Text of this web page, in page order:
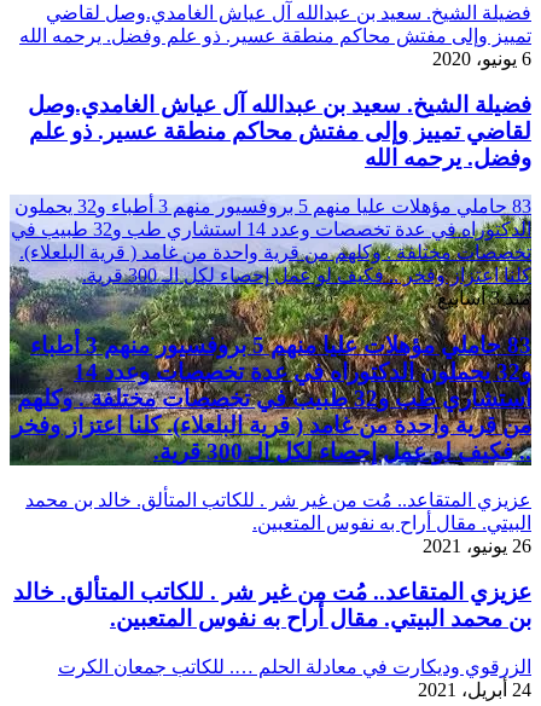
فضيلة الشيخ. سعيد بن عبدالله آل عياش الغامدي.وصل لقاضي
تمييز وإلى مفتش محاكم منطقة عسير. ذو علم وفضل. يرحمه الله
6 يونيو، 2020
فضيلة الشيخ. سعيد بن عبدالله آل عياش الغامدي.وصل
لقاضي تمييز وإلى مفتش محاكم منطقة عسير. ذو علم
وفضل. يرحمه الله
83 حاملي مؤهلات عليا منهم 5 بروفسيور منهم 3 أطباء و32 يحملون
الدكتوراه في عدة تخصصات وعدد 14 استشاري طب و32 طبيب في
تخصصات مختلفة . وكلهم من قرية واحدة من غامد ( قرية البلعلاء).
كلنا اعتزاز وفخر .. فكيف لو عمل إحصاء لكل الـ 300 قرية.
منذ 3 أسابيع
83 حاملي مؤهلات عليا منهم 5 بروفسيور منهم 3 أطباء
و32 يحملون الدكتوراه في عدة تخصصات وعدد 14
استشاري طب و32 طبيب في تخصصات مختلفة . وكلهم
من قرية واحدة من غامد ( قرية البلعلاء). كلنا اعتزاز وفخر
.. فكيف لو عمل إحصاء لكل الـ 300 قرية.
عزيزي المتقاعد.. مُت من غير شر . للكاتب المتألق. خالد بن محمد
البيتي. مقال أراح به نفوس المتعبين.
26 يونيو، 2021
عزيزي المتقاعد.. مُت من غير شر . للكاتب المتألق. خالد
بن محمد البيتي. مقال أراح به نفوس المتعبين.
الزرقوي وديكارت في معادلة الحلم …. للكاتب جمعان الكرت
24 أبريل، 2021